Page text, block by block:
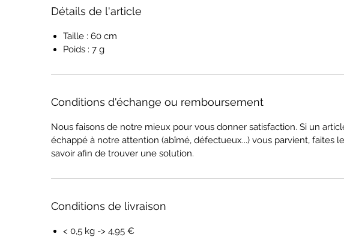
Détails de l'article
Taille : 60 cm
Poids : 7 g
Conditions d'échange ou remboursement
Nous faisons de notre mieux pour vous donner satisfaction. Si un
échappé à notre attention (abîmé, défectueux...) vous parvient, faites
savoir afin de trouver une solution.
Conditions de livraison
< 0,5 kg -> 4,95 €